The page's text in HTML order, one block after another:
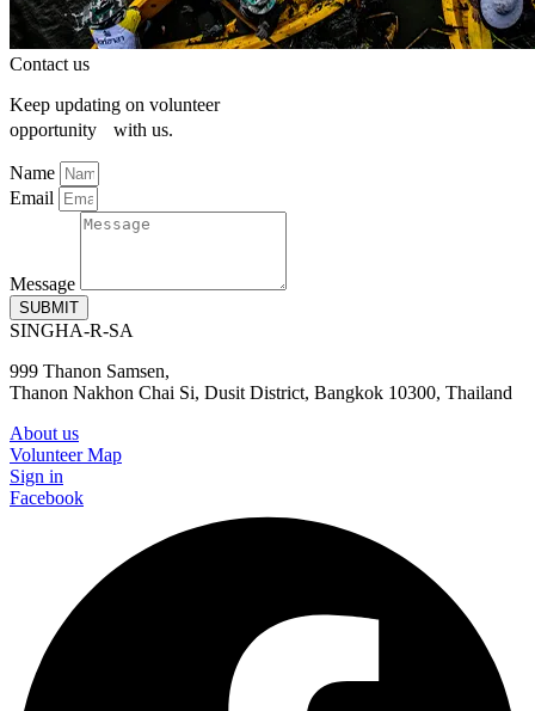
Contact us
Keep updating on volunteer
opportunity with us.
Name
Email
Message
SUBMIT
SINGHA-R-SA
999 Thanon Samsen,
Thanon Nakhon Chai Si, Dusit District, Bangkok 10300, Thailand
About us
Volunteer Map
Sign in
Facebook